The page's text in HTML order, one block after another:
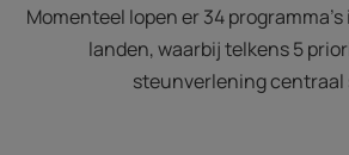
Momenteel lopen er 34
landen, waarbij telkens 5
steunverlening centraal